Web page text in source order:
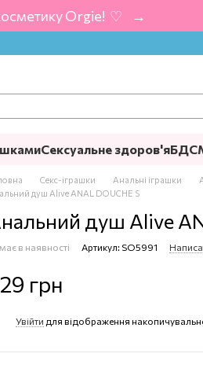
Orgie! ‍ ♡ ‍ →
Сексуальне здоров'я
Секс-іграшки Анальні іграшки
душ Alive ANAL DOUCHE S
душ Alive
в наявності Артикул: SO5991
грн
Увійти для відображення